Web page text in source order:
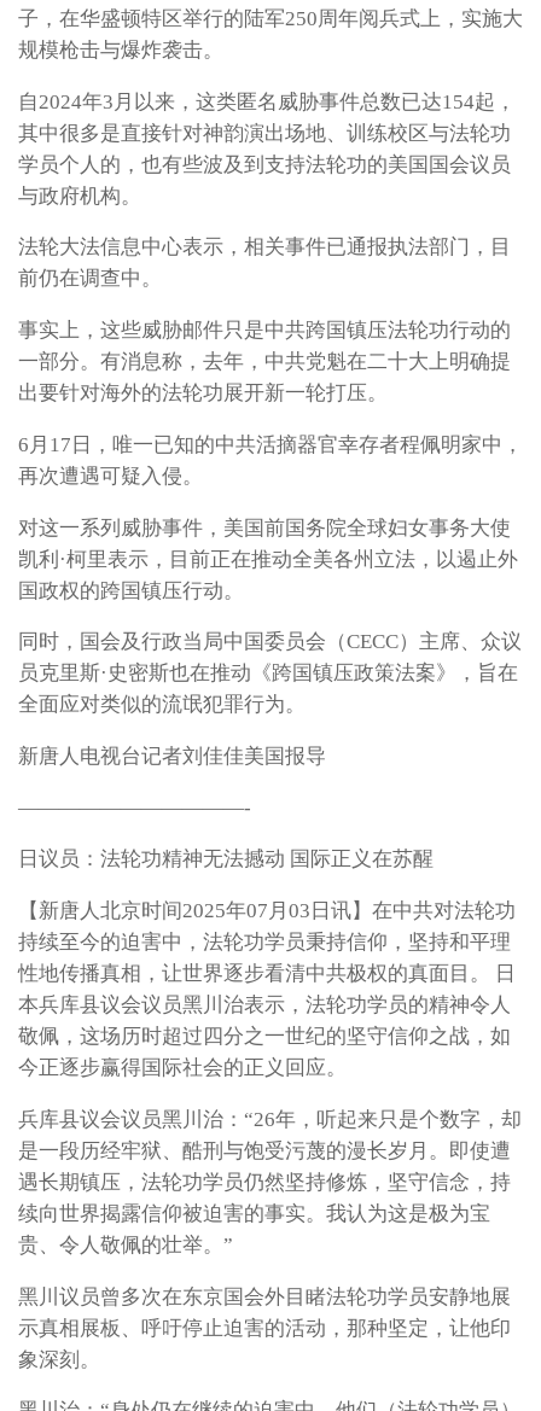
子，在华盛顿特区举行的陆军250周年阅兵式上，实施大
规模枪击与爆炸袭击。
自2024年3月以来，这类匿名威胁事件总数已达154起，
其中很多是直接针对神韵演出场地、训练校区与法轮功
学员个人的，也有些波及到支持法轮功的美国国会议员
与政府机构。
法轮大法信息中心表示，相关事件已通报执法部门，目
前仍在调查中。
事实上，这些威胁邮件只是中共跨国镇压法轮功行动的
一部分。有消息称，去年，中共党魁在二十大上明确提
出要针对海外的法轮功展开新一轮打压。
6月17日，唯一已知的中共活摘器官幸存者程佩明家中，
再次遭遇可疑入侵。
对这一系列威胁事件，美国前国务院全球妇女事务大使
凯利·柯里表示，目前正在推动全美各州立法，以遏止外
国政权的跨国镇压行动。
同时，国会及行政当局中国委员会（CECC）主席、众议
员克里斯·史密斯也在推动《跨国镇压政策法案》，旨在
全面应对类似的流氓犯罪行为。
新唐人电视台记者刘佳佳美国报导
———————————-
日议员：法轮功精神无法撼动 国际正义在苏醒
【新唐人北京时间2025年07月03日讯】在中共对法轮功
持续至今的迫害中，法轮功学员秉持信仰，坚持和平理
性地传播真相，让世界逐步看清中共极权的真面目。 日
本兵库县议会议员黑川治表示，法轮功学员的精神令人
敬佩，这场历时超过四分之一世纪的坚守信仰之战，如
今正逐步赢得国际社会的正义回应。
兵库县议会议员黑川治：“26年，听起来只是个数字，却
是一段历经牢狱、酷刑与饱受污蔑的漫长岁月。即使遭
遇长期镇压，法轮功学员仍然坚持修炼，坚守信念，持
续向世界揭露信仰被迫害的事实。我认为这是极为宝
贵、令人敬佩的壮举。”
黑川议员曾多次在东京国会外目睹法轮功学员安静地展
示真相展板、呼吁停止迫害的活动，那种坚定，让他印
象深刻。